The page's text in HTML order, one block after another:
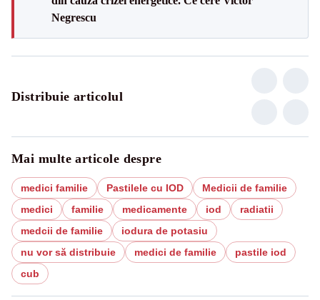
Negrescu
Distribuie articolul
Mai multe articole despre
medici familie Pastilele cu IOD
Medicii de familie
medici
familie medicamente iod
radiatii
medcii de familie
iodura de potasiu
nu vor să distribuie
medici de familie
pastile iod
cub